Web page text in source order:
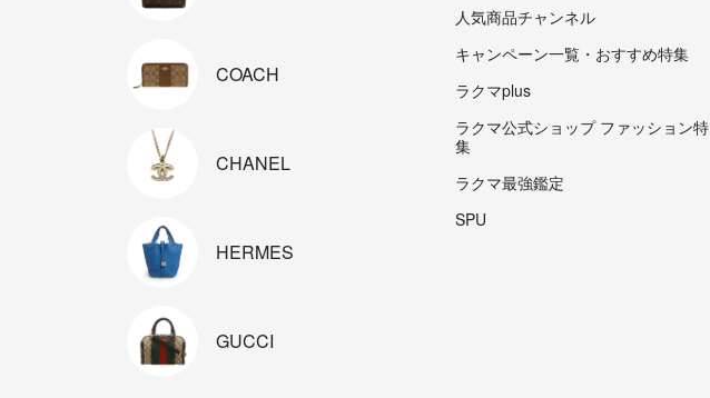
COACH
CHANEL
HERMES
GUCCI
人気商品チャンネル
キャンペーン一覧・おすすめ特集
ラクマplus
ラクマ公式ショップ ファッション特
集
ラクマ最強鑑定
SPU